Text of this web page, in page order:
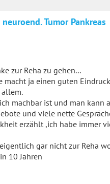
Tumor Pankreas
zur Reha zu gehen...
ja einen guten
allem.
machbar ist und man
und viele nette
erzählt ,ich habe immer
gar nicht zur Reha
10 Jahren